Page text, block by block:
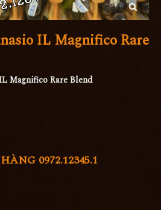
IL Magnifico Rare
Magnifico Rare Blend
0972.12345.1